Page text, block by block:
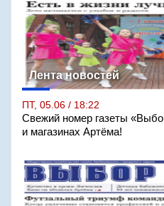
Лента новостей
ПТ, 05.06 / 18:22
Свежий номер газеты
и магазинах Артёма!